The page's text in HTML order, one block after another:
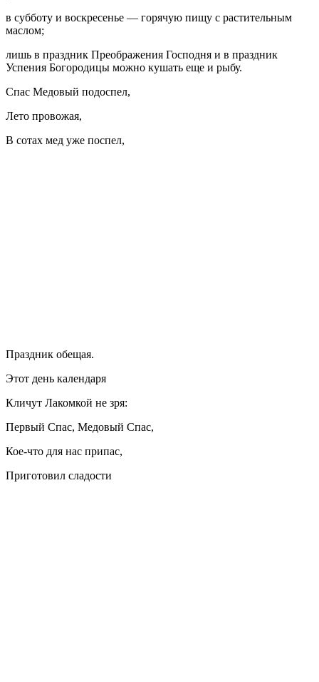
в субботу и воскресенье — горячую пищу с растительным
маслом;
лишь в праздник Преображения Господня и в праздник
Успения Богородицы можно кушать еще и рыбу.
Спас Медовый подоспел,
Лето провожая,
В сотах мед уже поспел,
Праздник обещая.
Этот день календаря
Кличут Лакомкой не зря:
Первый Спас, Медовый Спас,
Кое-что для нас припас,
Приготовил сладости